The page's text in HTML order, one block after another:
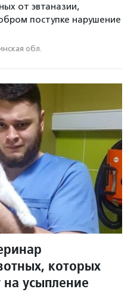
от эвтаназии,
поступке нарушение
обл.
которых
на усыпление